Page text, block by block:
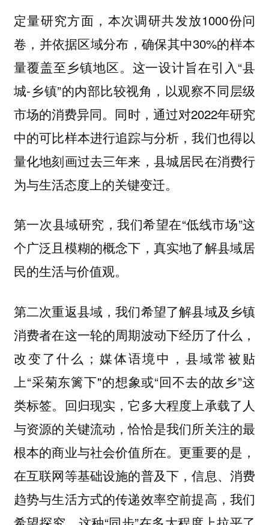
定量研究方面，本次调研共发放1000份问
卷，并依据区域分布，确保其中30%的样本
量覆盖至乡镇地区。这一设计旨在引入“县
城-乡镇”的内部比较视角，以观察不同层级
市场的消费异同。同时，通过对2022年研究
中的可比样本进行追踪与分析，我们也得以
量化地刻画过去三年来，县城居民在消费行
为与生活态度上的关键变迁。
第一次县域研究，我们希望在“低线市场”这
个广泛且模糊的概念下，真实地了解县域居
民的生活与价值观。
第二次重返县域，我们希望了解县域及乡镇
消费者在这一轮的周期波动下经历了什么，
改变了什么；媒体语境中，县域常被贴
上“采菊东篱下"的想象或“回不去的故乡”这
类标签。回归现实，它多大程度上承载了人
与资源的关键流动，恰恰是我们所关注的最
根本的商业与社会价值所在。更重要的是，
在互联网等基础设施的普及下，信息、消费
趋势与生活方式的传递效率空前提高，我们